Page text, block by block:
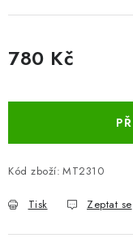
780 Kč
Kód zboží: MT2310
Tisk Zeptat se